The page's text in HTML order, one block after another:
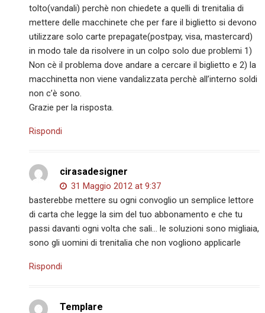
tolto(vandali) perchè non chiedete a quelli di trenitalia di
mettere delle macchinete che per fare il biglietto si devono
utilizzare solo carte prepagate(postpay, visa, mastercard)
in modo tale da risolvere in un colpo solo due problemi 1)
Non cè il problema dove andare a cercare il biglietto e 2) la
macchinetta non viene vandalizzata perchè all’interno soldi
non c’è sono.
Grazie per la risposta.
Rispondi
cirasadesigner
31 Maggio 2012 at 9:37
basterebbe mettere su ogni convoglio un semplice lettore
di carta che legge la sim del tuo abbonamento e che tu
passi davanti ogni volta che sali… le soluzioni sono migliaia,
sono gli uomini di trenitalia che non vogliono applicarle
Rispondi
Templare